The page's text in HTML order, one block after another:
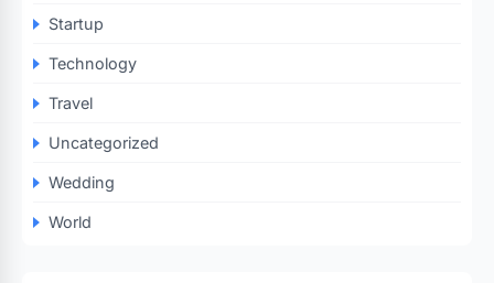
Startup
Technology
Travel
Uncategorized
Wedding
World